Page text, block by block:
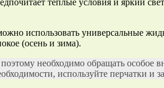
теплые условия и яркий
использовать универсальные
(осень и зима).
необходимо обращать особое
используйте перчатки и